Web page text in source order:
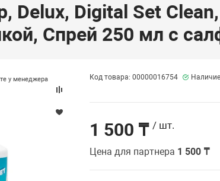
Delux, Digital Set
Спрей 250 мл с
у менеджера Код товара: 00000016754
1 500 ₸ / шт.
Цена для партнера 1 500 ₸